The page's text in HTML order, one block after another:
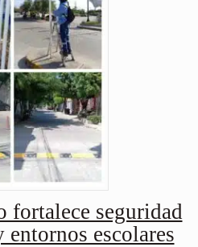
fortalece seguridad
escolares